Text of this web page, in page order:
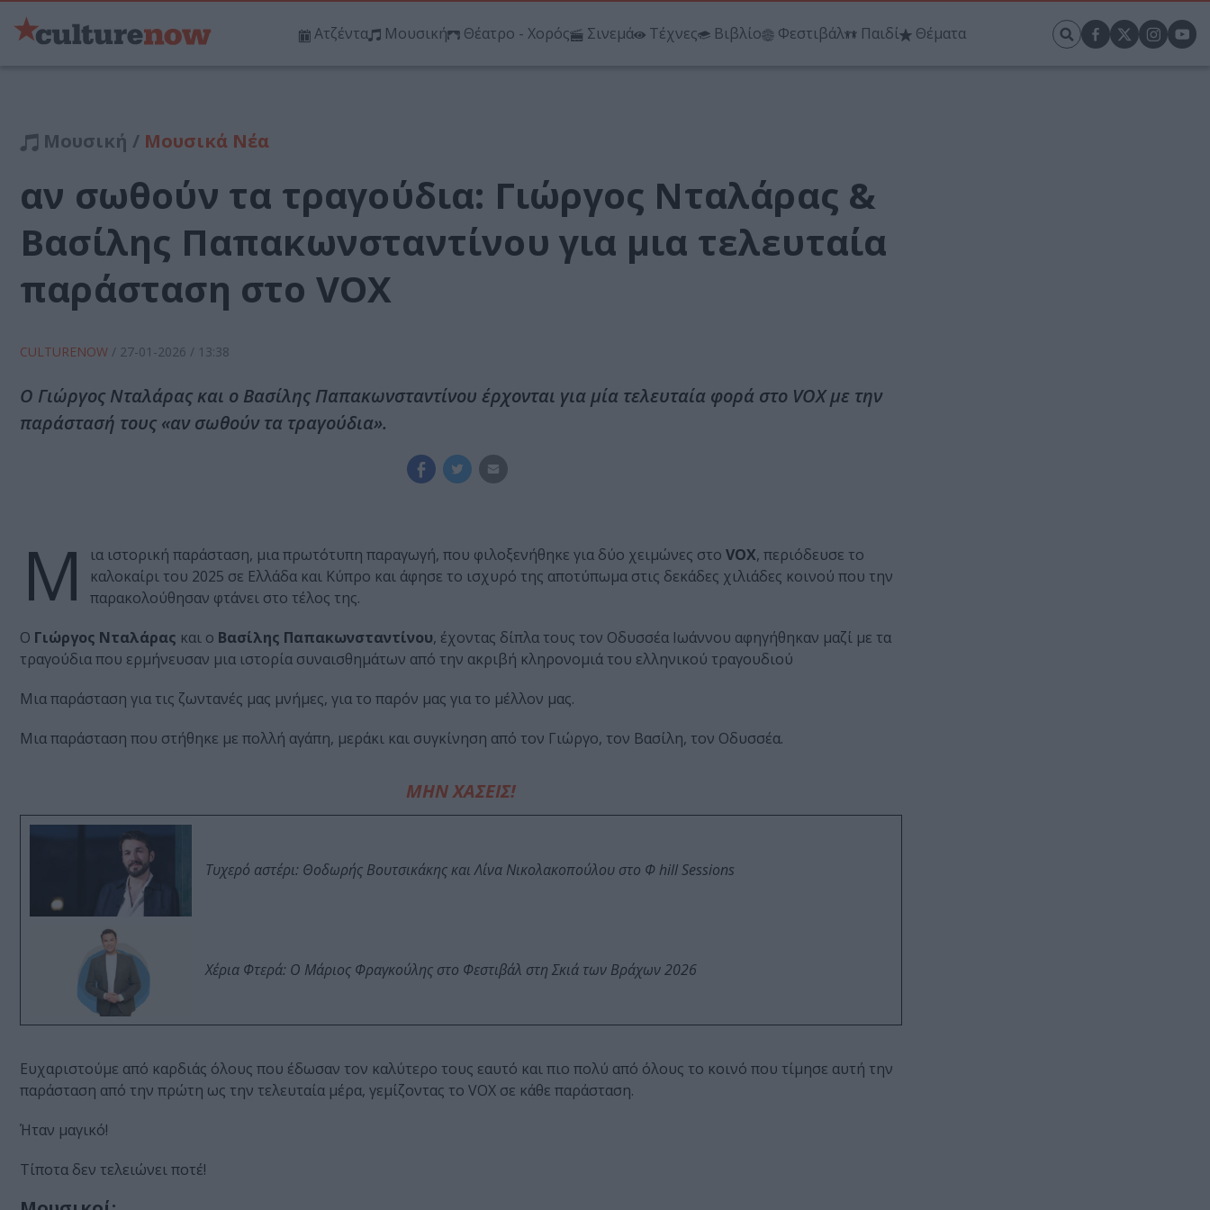
Ατζέντα Μουσική Θέατρο - Χορός Σινεμά Τέχνες Βιβλίο Φεστιβάλ Παιδί Θέματα
Μουσική / Μουσικά Νέα
αν σωθούν τα τραγούδια: Γιώργος Νταλάρας &
Βασίλης Παπακωνσταντίνου για μια τελευταία
παράσταση στο VOX
CULTURENOW / 27-01-2026 / 13:38
Ο Γιώργος Νταλάρας και ο Βασίλης Παπακωνσταντίνου έρχονται για μία τελευταία φορά στο VOX με την
παράστασή τους «αν σωθούν τα τραγούδια».
Μ ια ιστορική παράσταση, μια πρωτότυπη παραγωγή, που φιλοξενήθηκε για δύο χειμώνες στο VOX, περιόδευσε το
καλοκαίρι του 2025 σε Ελλάδα και Κύπρο και άφησε το ισχυρό της αποτύπωμα στις δεκάδες χιλιάδες κοινού που την
παρακολούθησαν φτάνει στο τέλος της.
Ο Γιώργος Νταλάρας και ο Βασίλης Παπακωνσταντίνου, έχοντας δίπλα τους τον Οδυσσέα Ιωάννου αφηγήθηκαν μαζί με τα
τραγούδια που ερμήνευσαν μια ιστορία συναισθημάτων από την ακριβή κληρονομιά του ελληνικού τραγουδιού
Μια παράσταση για τις ζωντανές μας μνήμες, για το παρόν μας για το μέλλον μας.
Μια παράσταση που στήθηκε με πολλή αγάπη, μεράκι και συγκίνηση από τον Γιώργο, τον Βασίλη, τον Οδυσσέα.
ΜΗΝ ΧΑΣΕΙΣ!
Τυχερό αστέρι: Θοδωρής Βουτσικάκης και Λίνα Νικολακοπούλου στο Φ hill Sessions
Χέρια Φτερά: Ο Μάριος Φραγκούλης στο Φεστιβάλ στη Σκιά των Βράχων 2026
Ευχαριστούμε από καρδιάς όλους που έδωσαν τον καλύτερο τους εαυτό και πιο πολύ από όλους το κοινό που τίμησε αυτή την
παράσταση από την πρώτη ως την τελευταία μέρα, γεμίζοντας το VOX σε κάθε παράσταση.
Ήταν μαγικό!
Τίποτα δεν τελειώνει ποτέ!